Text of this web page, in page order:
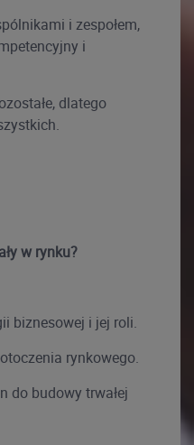
i zespołem,
i
dlatego
w rynku?
biznesowej i jej roli.
rynkowego.
do budowy trwałej